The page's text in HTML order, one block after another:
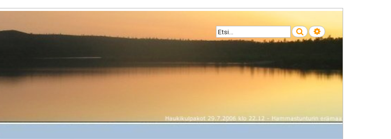
Etsi Tarkennettu haku